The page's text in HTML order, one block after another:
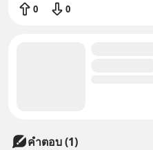
0 0
คำตอบ (1)